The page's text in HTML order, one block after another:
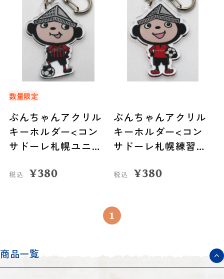
数量限定
ぶんちゃんアクリル
キーホルダー<コン
サドーレ札幌ユニフ
税込 ¥380
ぶんちゃんアクリル
キーホルダー<コン
サドーレ札幌練習着
税込 ¥380
1
商品一覧